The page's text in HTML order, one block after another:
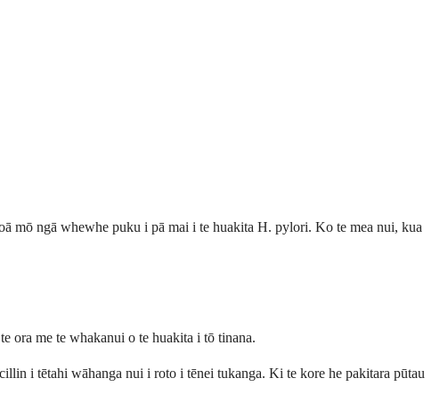
mō ngā whewhe puku i pā mai i te huakita H. pylori. Ko te mea nui, kua
ora me te whakanui o te huakita i tō tinana.
i tētahi wāhanga nui i roto i tēnei tukanga. Ki te kore he pakitara pūtau